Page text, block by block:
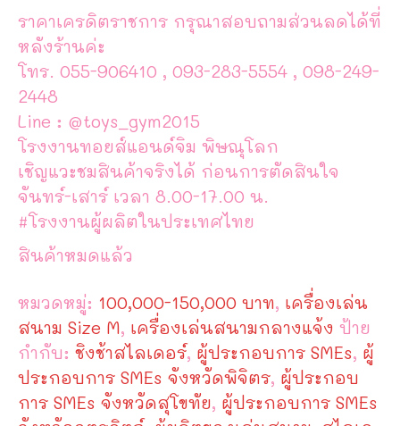
ราคาเครดิตราชการ กรุณาสอบถามส่วนลดได้ที่
หลังร้านค่ะ
โทร. 055-906410 , 093-283-5554 , 098-249-
2448
Line : @toys_gym2015
โรงงานทอยส์แอนด์จิม พิษณุโลก
เชิญแวะชมสินค้าจริงได้ ก่อนการตัดสินใจ
จันทร์-เสาร์ เวลา 8.00-17.00 น.
#โรงงานผู้ผลิตในประเทศไทย
สินค้าหมดแล้ว
หมวดหมู่: 100,000-150,000 บาท, เครื่องเล่น
สนาม Size M, เครื่องเล่นสนามกลางแจ้ง ป้าย
กำกับ: ชิงช้าสไลเดอร์, ผู้ประกอบการ SMEs, ผู้
ประกอบการ SMEs จังหวัดพิจิตร, ผู้ประกอบ
การ SMEs จังหวัดสุโขทัย, ผู้ประกอบการ SMEs